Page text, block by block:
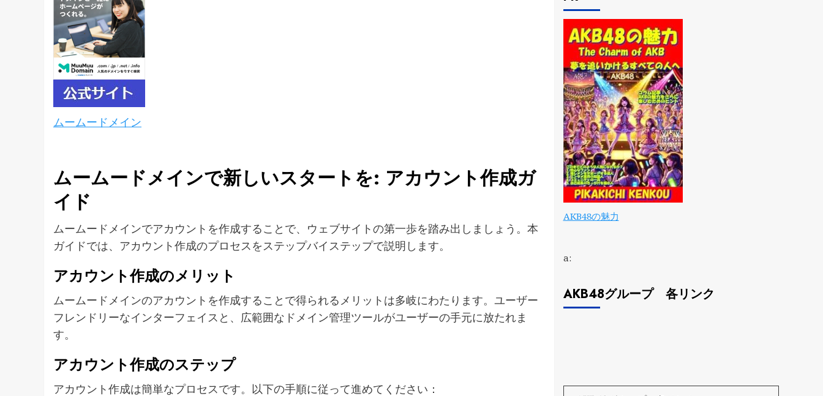
ムームードメイン
ムームードメインで新しいスタートを: アカウント作成ガ
イド
ムームードメインでアカウントを作成することで、ウェブサイトの第一歩を踏み出しましょう。本
ガイドでは、アカウント作成のプロセスをステップバイステップで説明します。
アカウント作成のメリット
ムームードメインのアカウントを作成することで得られるメリットは多岐にわたります。ユーザー
フレンドリーなインターフェイスと、広範囲なドメイン管理ツールがユーザーの手元に放たれま
す。
アカウント作成のステップ
アカウント作成は簡単なプロセスです。以下の手順に従って進めてください：
AKB48の魅力
a:
AKB48グループ 各リンク